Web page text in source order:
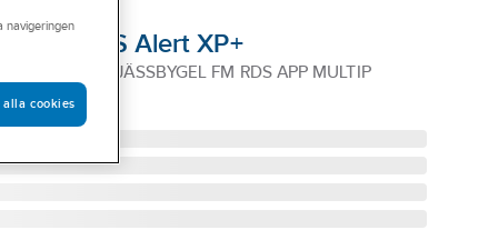
WS Alert XP+
ALERT XP+ HJÄSSBYGEL FM RDS APP MULTIP
navigeringen
alla cookies